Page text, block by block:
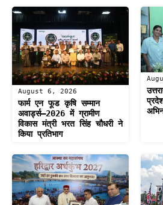
August 6, 2026
फार्म एन फूड कृषि सम्मान
अवार्ड्स–2026 में ग्रामीण
विकास मंत्री भरत सिंह चौधरी ने
किया प्रतिभाग